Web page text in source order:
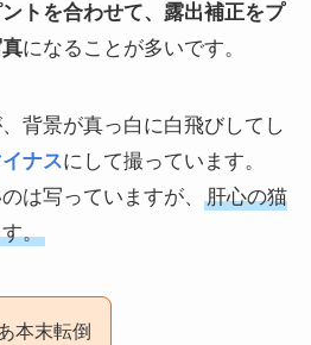
トを合わせて、露出補正をプ
になることが多いです。
背景が真っ白に白飛びしてし
ナスにして撮っています。
は写っていますが、
肝心の猫
。
本末転倒